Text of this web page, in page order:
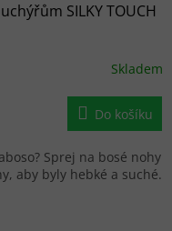
SILKY TOUCH
Skladem
Do košíku
Sprej na bosé nohy
aby byly hebké a suché.